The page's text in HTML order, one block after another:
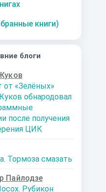
книги)
блоги
от «Зелёных»
обнародовал
после получения
ЦИК
Тормоза смазать
Пайлодзе
Рубикон
долго